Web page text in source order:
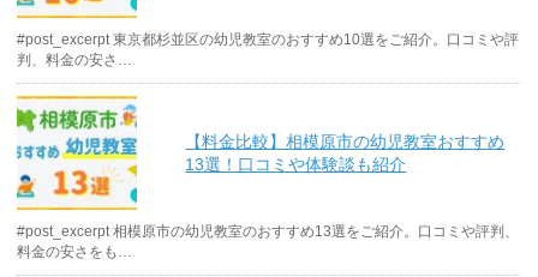
#post_excerpt 東京都杉並区の幼児教室のおすすめ10選をご紹介。口コミや評
判、料金の安さ…
【料金比較】相模原市の幼児教室おすすめ
13選！口コミや体験談も紹介
#post_excerpt 相模原市の幼児教室のおすすめ13選をご紹介。口コミや評判、
料金の安さをも…